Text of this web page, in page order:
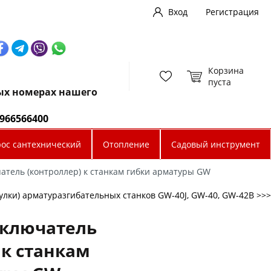
Вход
Регистрация
номерах нашего
Корзина
пуста
сантехнический Отопление Садовый инструмент
(контроллер) к станкам гибки арматуры GW
арматуразгибательных станков GW-40J, GW-40, GW-42B >>>
станкам